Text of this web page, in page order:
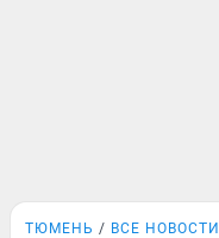
ТЮМЕНЬ ВСЕ НОВОСТИ